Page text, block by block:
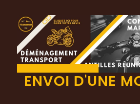
ENVOI D'UNE